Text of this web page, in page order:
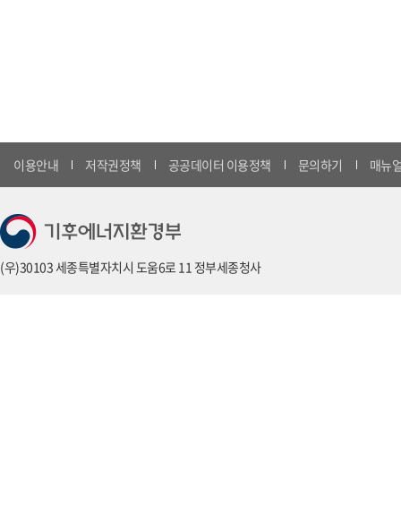
이용안내 저작권정책 공공데이터 이용정책 문의하기 매뉴
(우)30103 세종특별자치시 도움6로 11 정부세종청사